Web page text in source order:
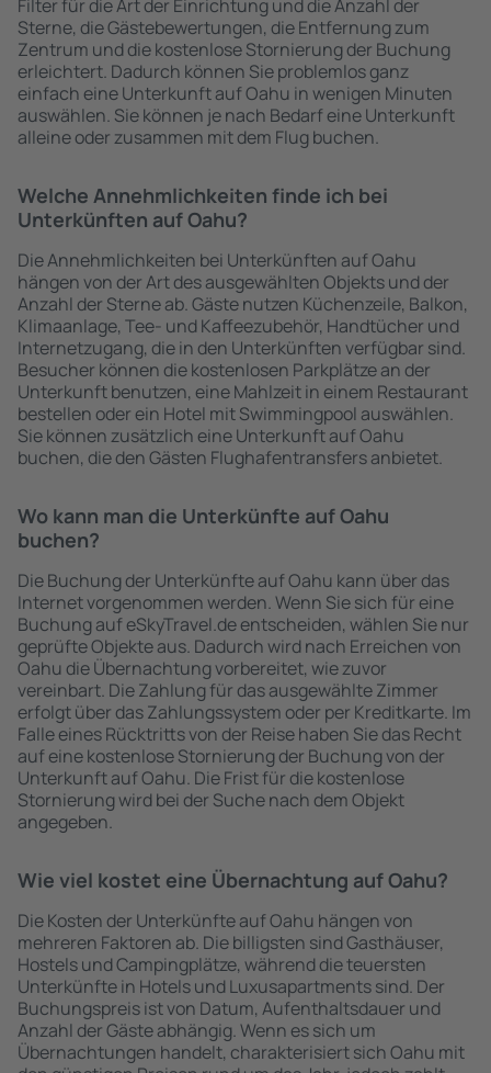
Filter für die Art der Einrichtung und die Anzahl der
Sterne, die Gästebewertungen, die Entfernung zum
Zentrum und die kostenlose Stornierung der Buchung
erleichtert. Dadurch können Sie problemlos ganz
einfach eine Unterkunft auf Oahu in wenigen Minuten
auswählen. Sie können je nach Bedarf eine Unterkunft
alleine oder zusammen mit dem Flug buchen.
Welche Annehmlichkeiten finde ich bei
Unterkünften auf Oahu?
Die Annehmlichkeiten bei Unterkünften auf Oahu
hängen von der Art des ausgewählten Objekts und der
Anzahl der Sterne ab. Gäste nutzen Küchenzeile, Balkon,
Klimaanlage, Tee- und Kaffeezubehör, Handtücher und
Internetzugang, die in den Unterkünften verfügbar sind.
Besucher können die kostenlosen Parkplätze an der
Unterkunft benutzen, eine Mahlzeit in einem Restaurant
bestellen oder ein Hotel mit Swimmingpool auswählen.
Sie können zusätzlich eine Unterkunft auf Oahu
buchen, die den Gästen Flughafentransfers anbietet.
Wo kann man die Unterkünfte auf Oahu
buchen?
Die Buchung der Unterkünfte auf Oahu kann über das
Internet vorgenommen werden. Wenn Sie sich für eine
Buchung auf eSkyTravel.de entscheiden, wählen Sie nur
geprüfte Objekte aus. Dadurch wird nach Erreichen von
Oahu die Übernachtung vorbereitet, wie zuvor
vereinbart. Die Zahlung für das ausgewählte Zimmer
erfolgt über das Zahlungssystem oder per Kreditkarte. Im
Falle eines Rücktritts von der Reise haben Sie das Recht
auf eine kostenlose Stornierung der Buchung von der
Unterkunft auf Oahu. Die Frist für die kostenlose
Stornierung wird bei der Suche nach dem Objekt
angegeben.
Wie viel kostet eine Übernachtung auf Oahu?
Die Kosten der Unterkünfte auf Oahu hängen von
mehreren Faktoren ab. Die billigsten sind Gasthäuser,
Hostels und Campingplätze, während die teuersten
Unterkünfte in Hotels und Luxusapartments sind. Der
Buchungspreis ist von Datum, Aufenthaltsdauer und
Anzahl der Gäste abhängig. Wenn es sich um
Übernachtungen handelt, charakterisiert sich Oahu mit